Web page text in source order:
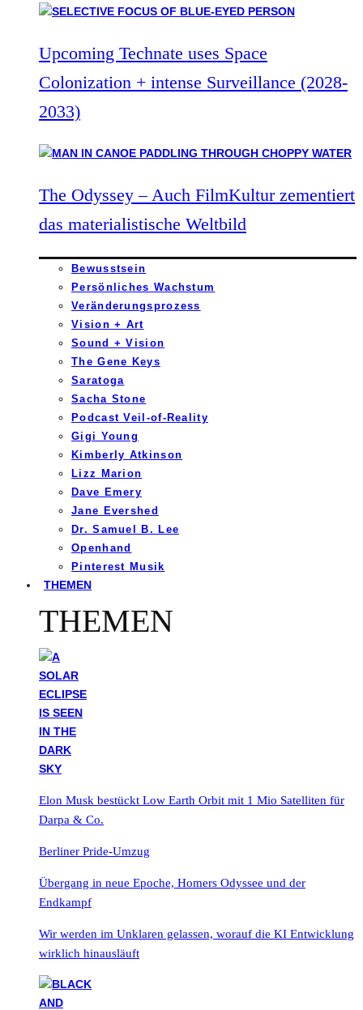
Upcoming Technate uses Space
Colonization + intense Surveillance (2028-
2033)
The Odyssey – Auch FilmKultur zementiert
das materialistische Weltbild
Bewusstsein
Persönliches Wachstum
Veränderungsprozess
Vision + Art
Sound + Vision
The Gene Keys
Saratoga
Sacha Stone
Podcast Veil-of-Reality
Gigi Young
Kimberly Atkinson
Lizz Marion
Dave Emery
Jane Evershed
Dr. Samuel B. Lee
Openhand
Pinterest Musik
THEMEN
THEMEN
Elon Musk bestückt Low Earth Orbit mit 1 Mio Satelliten für
Darpa & Co.
Berliner Pride-Umzug
Übergang in neue Epoche, Homers Odyssee und der
Endkampf
Wir werden im Unklaren gelassen, worauf die KI Entwicklung
wirklich hinausläuft